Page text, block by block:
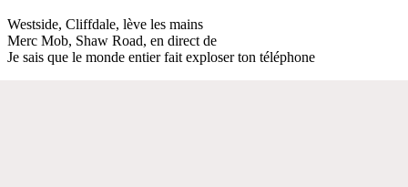
Westside, Cliffdale, lève les mains
Merc Mob, Shaw Road, en direct de
Je sais que le monde entier fait exploser ton téléphone